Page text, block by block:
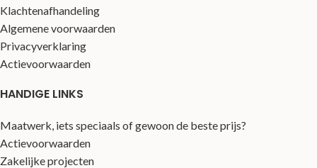
Klachtenafhandeling
Algemene voorwaarden
Privacyverklaring
Actievoorwaarden
HANDIGE LINKS
Maatwerk, iets speciaals of gewoon de beste prijs?
Actievoorwaarden
Zakelijke projecten